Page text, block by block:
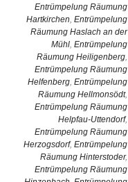
Entrümpelung Räumung
Hartkirchen, Entrümpelung
Räumung Haslach an der
Mühl, Entrümpelung
Räumung Heiligenberg,
Entrümpelung Räumung
Helfenberg, Entrümpelung
Räumung Hellmonsödt,
Entrümpelung Räumung
Helpfau-Uttendorf,
Entrümpelung Räumung
Herzogsdorf, Entrümpelung
Räumung Hinterstoder,
Entrümpelung Räumung